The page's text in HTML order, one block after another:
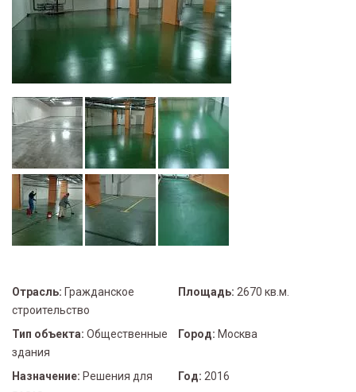
Отрасль: Гражданское
строительство
Площадь: 2670 кв.м.
Тип объекта: Общественные
здания
Город: Москва
Назначение: Решения для
Год: 2016